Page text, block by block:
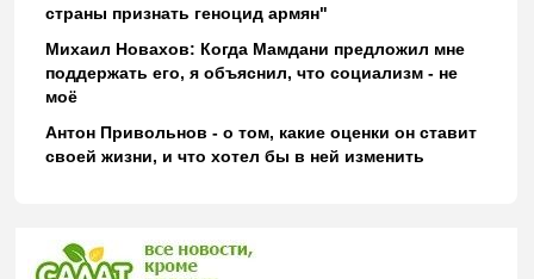
страны признать геноцид армян"
Михаил Новахов: Когда Мамдани предложил мне
поддержать его, я объяснил, что социализм - не
моё
Антон Привольнов - о том, какие оценки он ставит
своей жизни, и что хотел бы в ней изменить